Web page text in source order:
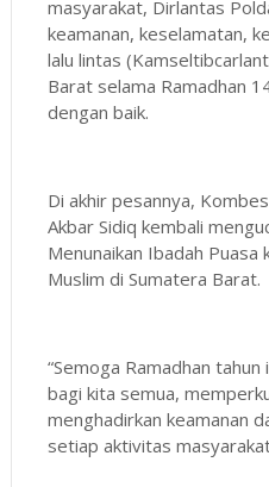
masyarakat, Dirlantas
keamanan, keselamatan,
lalu lintas
Barat selama Ramadhan
dengan baik.
Di akhir pesannya,
Akbar Sidiq kembali
Menunaikan Ibadah
Muslim di Sumatera Barat.
“Semoga Ramadhan
bagi kita semua,
menghadirkan keamanan
setiap aktivitas